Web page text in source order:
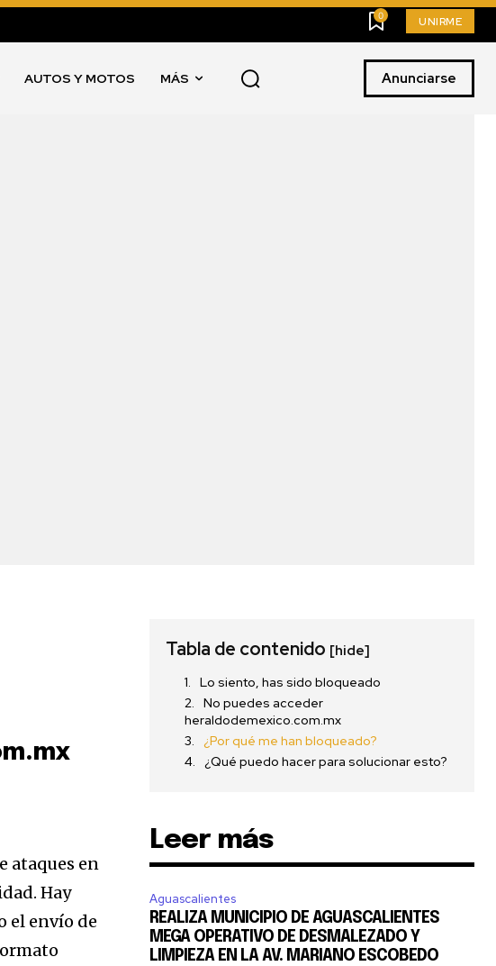
SUSCRIBIR
Acepto laPolítica de Privacidad
0 UNIRME
AUTOS Y MOTOS MÁS Anunciarse
ataques en
Hay
el envío de
Tabla de contenido [hide]
Lo siento, has sido bloqueado
No puedes acceder
heraldodemexico.com.mx
¿Por qué me han bloqueado?
¿Qué puedo hacer para solucionar esto?
Leer más
Aguascalientes
REALIZA MUNICIPIO DE AGUASCALIENTES
MEGA OPERATIVO DE DESMALEZADO Y
LIMPIEZA EN LA AV. MARIANO ESCOBEDO